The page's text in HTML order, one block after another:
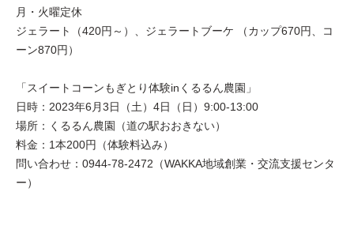
月・火曜定休
ジェラート（420円～）、ジェラートブーケ （カップ670円、コ
ーン870円）
「スイートコーンもぎとり体験inくるるん農園」
日時：2023年6月3日（土）4日（日）9:00-13:00
場所：くるるん農園（道の駅おおきない）
料金：1本200円（体験料込み）
問い合わせ：0944-78-2472（WAKKA地域創業・交流支援センタ
ー）